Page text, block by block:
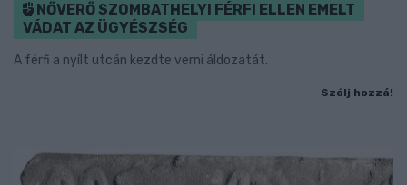
NŐVERŐ SZOMBATHELYI FÉRFI ELLEN EMELT
VÁDAT AZ ÜGYÉSZSÉG
A férfi a nyílt utcán kezdte verni áldozatát.
Szólj hozzá!